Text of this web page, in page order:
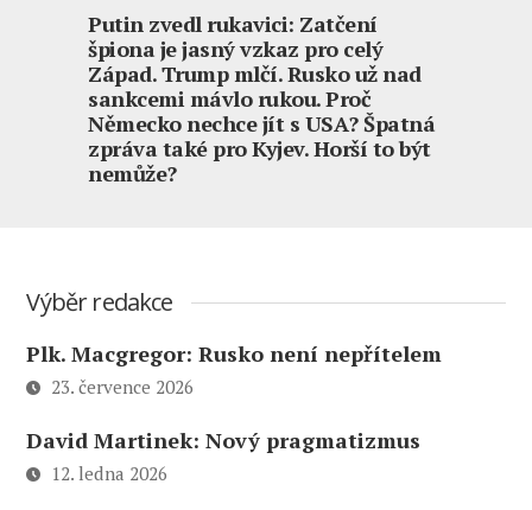
Putin zvedl rukavici: Zatčení
špiona je jasný vzkaz pro celý
Západ. Trump mlčí. Rusko už nad
sankcemi mávlo rukou. Proč
Německo nechce jít s USA? Špatná
zpráva také pro Kyjev. Horší to být
nemůže?
Výběr redakce
Plk. Macgregor: Rusko není nepřítelem
23. července 2026
David Martinek: Nový pragmatizmus
12. ledna 2026